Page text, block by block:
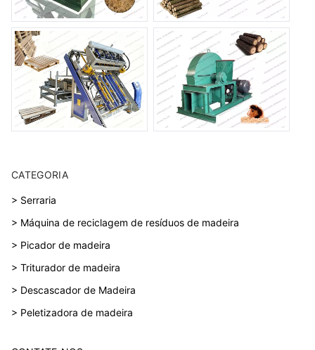
CATEGORIA
> Serraria
> Máquina de reciclagem de resíduos de madeira
> Picador de madeira
> Triturador de madeira
> Descascador de Madeira
> Peletizadora de madeira